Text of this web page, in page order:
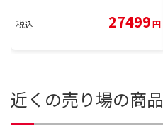
税込 27499円
近くの売り場の商品